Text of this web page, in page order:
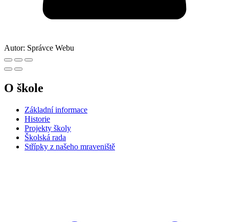
Autor: Správce Webu
O škole
Základní informace
Historie
Projekty školy
Školská rada
Střípky z našeho mraveniště